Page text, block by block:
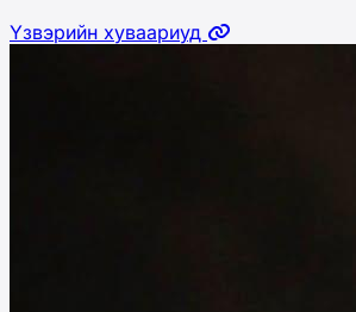
Үзвэрийн хуваариуд